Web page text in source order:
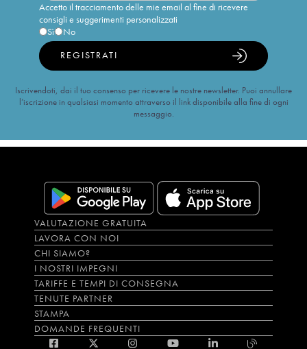
Accetto il tracciamento delle mie email al fine di ricevere
consigli e suggerimenti personalizzati
Sì
No
REGISTRATI
Iscrivendoti, dai il tuo consenso per ricevere le nostre newsletter. Puoi annullare
l’iscrizione in qualsiasi momento attraverso il link disponibile alla fine di ogni
messaggio.
VALUTAZIONE GRATUITA
LAVORA CON NOI
CHI SIAMO?
I NOSTRI IMPEGNI
TARIFFE E TEMPI DI CONSEGNA
TENUTE PARTNER
STAMPA
DOMANDE FREQUENTI